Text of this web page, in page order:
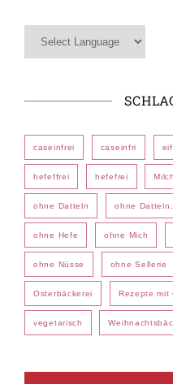
caseinfrei caseinfri
hefeffrei hefefrei Milch
ohne Datteln ohne
ohne Hefe ohne Mich
ohne Nüsse ohne Sellerie
Osterbäckerei Rezepte mit
vegetarisch